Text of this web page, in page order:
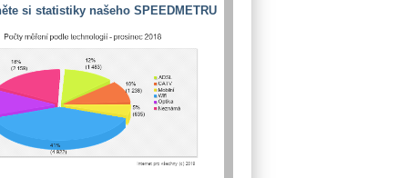
si statistiky našeho SPEEDMETRU